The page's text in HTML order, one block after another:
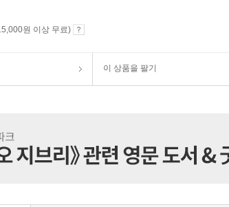
원 이상 무료)
이 상품을 팔기